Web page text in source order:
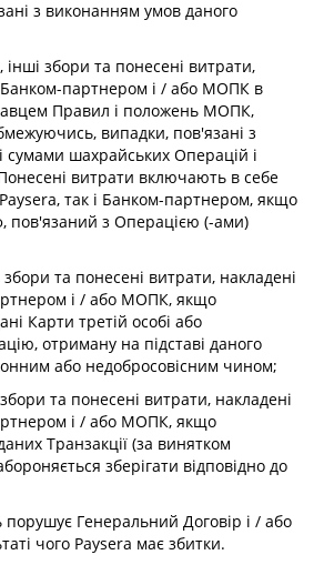
з виконанням умов даного
збори та понесені витрати,
Банком-партнером і / або МОПК в
Правил і положень МОПК,
випадки, пов'язані з
сумами шахрайських Операцій і
витрати включають в себе
так і Банком-партнером, якщо
з Операцією (-ами)
та понесені витрати, накладені
і / або МОПК, якщо
Карти третій особі або
отриману на підставі даного
або недобросовісним чином;
та понесені витрати, накладені
і / або МОПК, якщо
Транзакції (за винятком
зберігати відповідно до
Генеральний Договір і / або
чого Paysera має збитки.